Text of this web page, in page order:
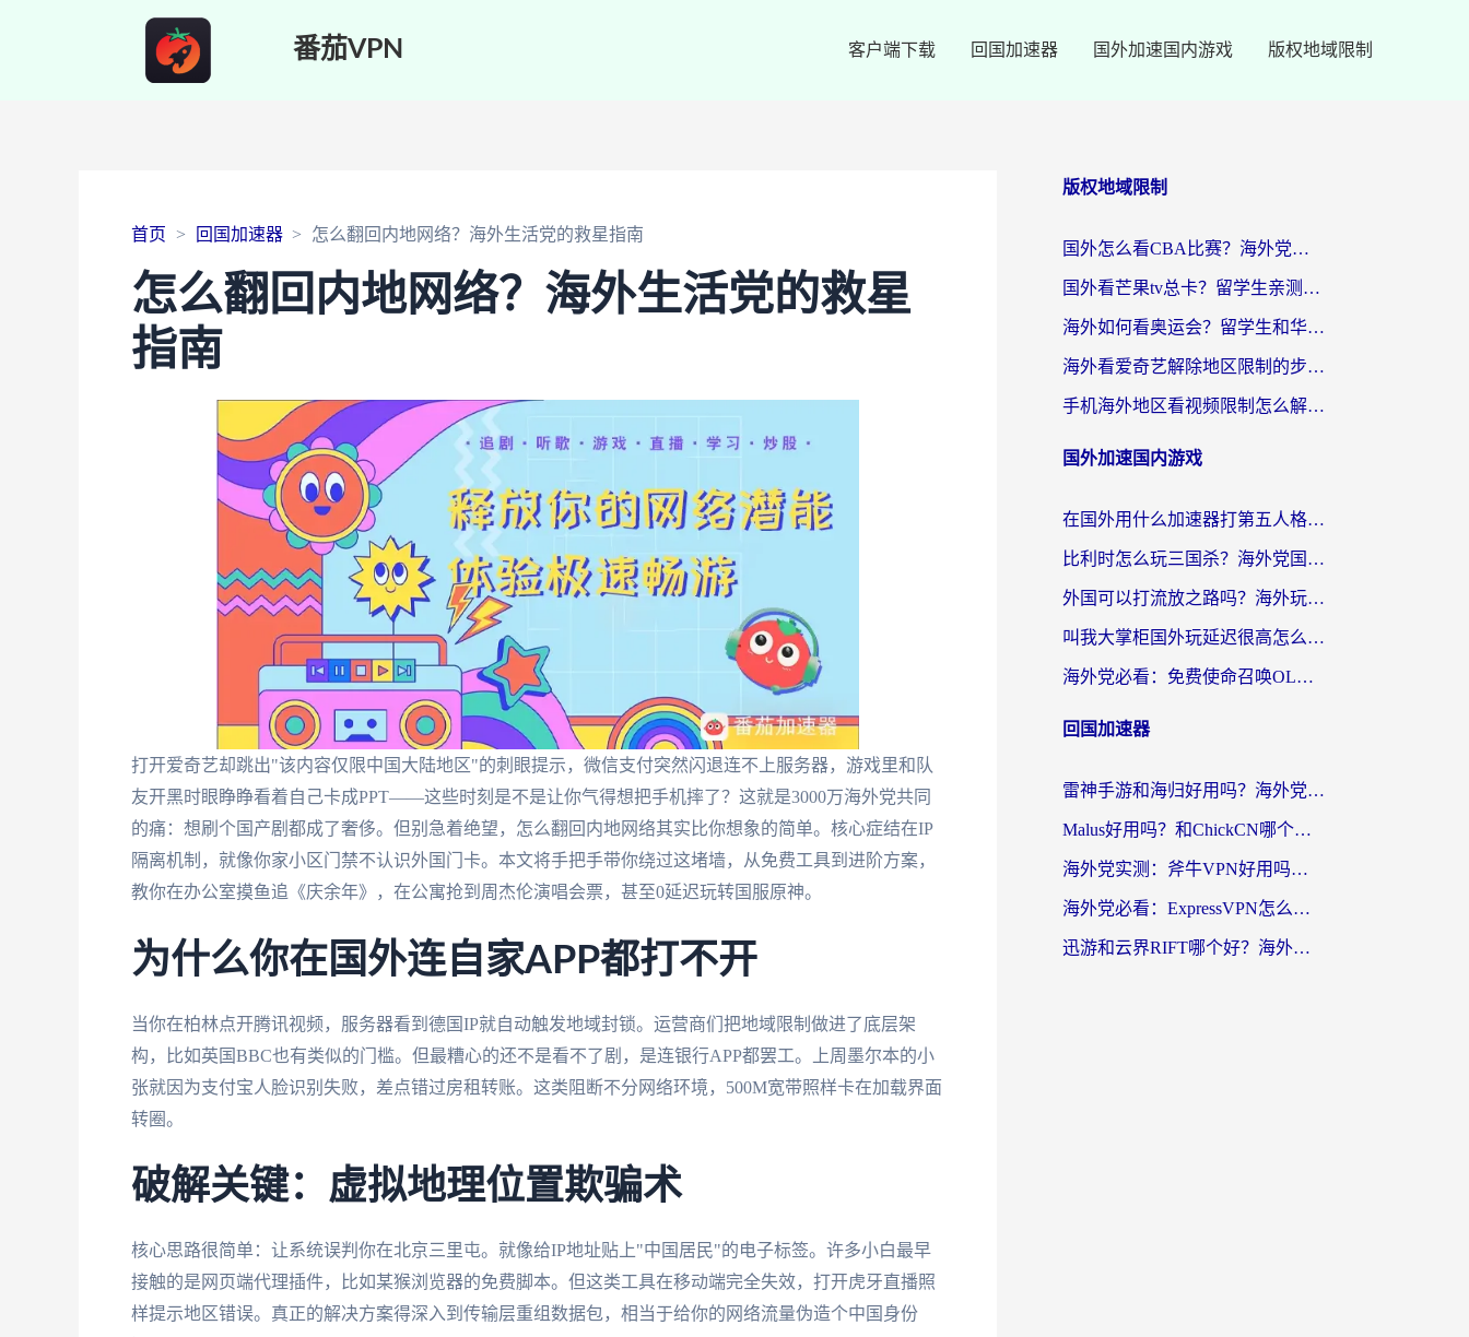
番茄VPN 客户端下载 回国加速器 国外加速国内游戏 版权地域限制
首页 回国加速器 怎么翻回内地网络？海外生活党的救星指南
怎么翻回内地网络？海外生活党的救星
指南
打开爱奇艺却跳出"该内容仅限中国大陆地区"的刺眼提示，微信支付突然闪退连不上服务器，游戏里和队
友开黑时眼睁睁看着自己卡成PPT——这些时刻是不是让你气得想把手机摔了？这就是3000万海外党共同
的痛：想刷个国产剧都成了奢侈。但别急着绝望，怎么翻回内地网络其实比你想象的简单。核心症结在IP
隔离机制，就像你家小区门禁不认识外国门卡。本文将手把手带你绕过这堵墙，从免费工具到进阶方案，
教你在办公室摸鱼追《庆余年》，在公寓抢到周杰伦演唱会票，甚至0延迟玩转国服原神。
为什么你在国外连自家APP都打不开
当你在柏林点开腾讯视频，服务器看到德国IP就自动触发地域封锁。运营商们把地域限制做进了底层架
构，比如英国BBC也有类似的门槛。但最糟心的还不是看不了剧，是连银行APP都罢工。上周墨尔本的小
张就因为支付宝人脸识别失败，差点错过房租转账。这类阻断不分网络环境，500M宽带照样卡在加载界面
转圈。
破解关键：虚拟地理位置欺骗术
核心思路很简单：让系统误判你在北京三里屯。就像给IP地址贴上"中国居民"的电子标签。许多小白最早
接触的是网页端代理插件，比如某猴浏览器的免费脚本。但这类工具在移动端完全失效，打开虎牙直播照
样提示地区错误。真正的解决方案得深入到传输层重组数据包，相当于给你的网络流量伪造个中国身份
版权地域限制
国外怎么看CBA比赛？海外党专属体育直播指南，告别地区限制看球自由
国外看芒果tv总卡？留学生亲测：3步解决地域限制+流畅追剧攻略
海外如何看奥运会？留学生和华人必藏的体育赛事观看终极指南
海外看爱奇艺解除地区限制的步骤与注意事项详解：留学生必看的无卡顿追剧指南
手机海外地区看视频限制怎么解决？海外党追剧看片的实用指南
国外加速国内游戏
在国外用什么加速器打第五人格？留学生亲测：这6个功能才是关键！
比利时怎么玩三国杀？海外党国服游戏加速器终极指南（附问道CODOL优化方案）
外国可以打流放之路吗？海外玩家国服游戏畅玩终极指南（附实测推荐）
叫我大掌柜国外玩延迟很高怎么办？海外党亲测的国服游戏加速全攻略
海外党必看：免费使命召唤OL加速器怎么选？3个国服游戏加速痛点一次性解决
回国加速器
雷神手游和海归好用吗？海外党亲测3款热门回国加速器+番茄加速器深度体验
Malus好用吗？和ChickCN哪个好？海外党亲测：选对回国加速器，追剧游戏不卡顿
海外党实测：斧牛VPN好用吗？和快喵VPN对比哪个回国效果更好？附3款热门加速器深度分析
海外党必看：ExpressVPN怎么样？3步选对回国加速器，无缝刷国内剧玩手游
迅游和云界RIFT哪个好？海外党亲测3款回国加速器，教你无缝刷国内剧玩游戏